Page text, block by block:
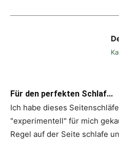
Für den perfekten Schlaf...
Ich habe dieses
"experimentell" für mich
Regel auf der Seite schlafe